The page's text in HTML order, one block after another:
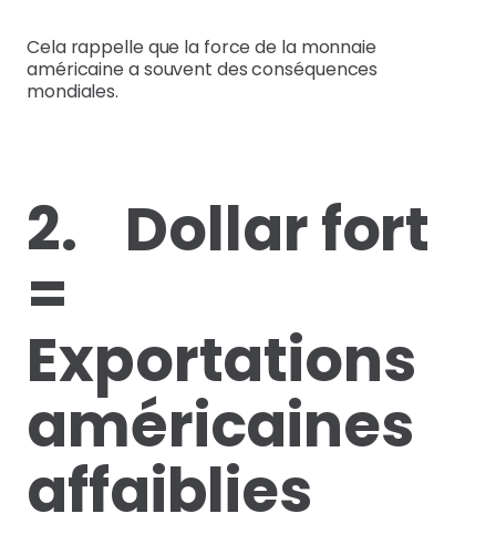
Cela rappelle que la force de la monnaie
américaine a souvent des conséquences
mondiales.
2. Dollar fort
=
Exportations
américaines
affaiblies